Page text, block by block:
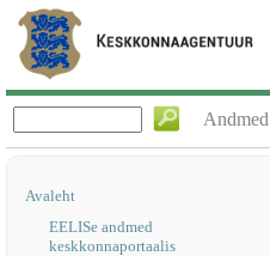
Andmed
Avaleht
EELISe andmed
keskkonnaportaalis